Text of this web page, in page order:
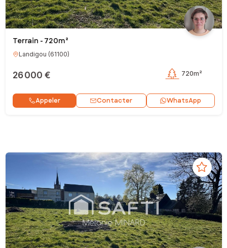
Terrain - 720m²
Landigou (61100)
26 000 € 720m²
Appeler Contacter WhatsApp